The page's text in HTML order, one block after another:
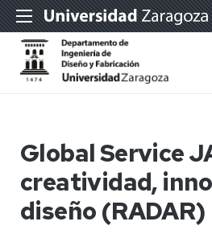
Global Service
creatividad,
diseño (RADAR)